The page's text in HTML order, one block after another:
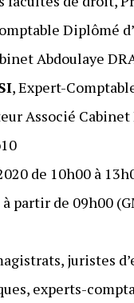
Diplômé
Abdoulaye
, Expert-
Associé
de 10h00 à
à partir de 09h00
juristes
experts-